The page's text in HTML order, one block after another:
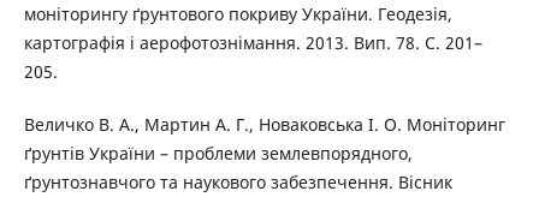
моніторингу ґрунтового покриву України. Геодезія,
картографія і аерофотознімання. 2013. Вип. 78. С. 201–
205.
Величко В. А., Мартин А. Г., Новаковська I. O. Моніторинг
ґрунтів України – проблеми землевпорядного,
ґрунтознавчого та наукового забезпечення. Вісник